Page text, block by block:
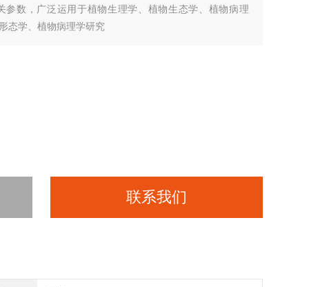
参数，广泛运用于植物生理学、植物生态学、植物病理
态学、植物病理学研究
联系我们